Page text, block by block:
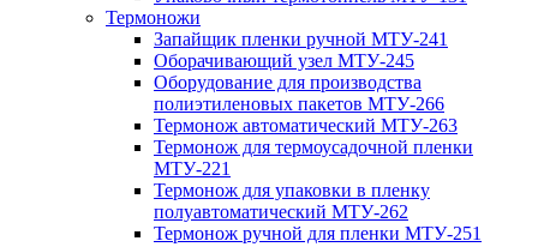
Термоножи
Запайщик пленки ручной МТУ-241
Оборачивающий узел МТУ-245
Оборудование для производства
полиэтиленовых пакетов МТУ-266
Термонож автоматический МТУ-263
Термонож для термоусадочной пленки
МТУ-221
Термонож для упаковки в пленку
полуавтоматический МТУ-262
Термонож ручной для пленки МТУ-251